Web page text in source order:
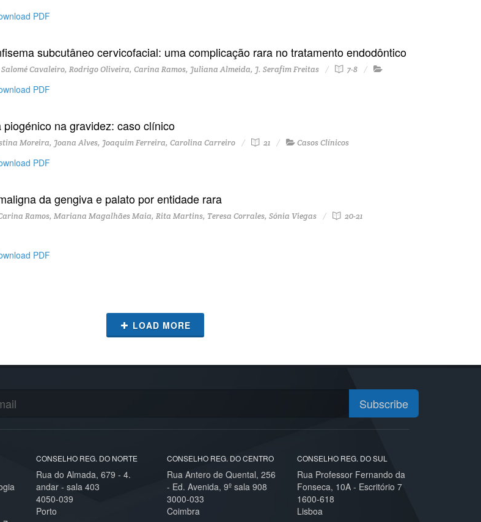
PDF
subcutâneo cervicofacial: uma complicação rara no tratamento endodôntico
Cavaleiro, Rodrigo Oliveira, Carina Ramos, Juliana Almeida, J. Serafim Freitas 7-8
PDF
na gravidez: caso clínico
Moreira, Joana Alves, Joaquim Ferreira, Carolina Carreiro 21 Casos Clínicos
PDF
da gengiva e palato por entidade rara
Ramos, Mariana Magalhães Maia, Rita Martins, Teresa Corrales, Sónia Viegas
20-21
PDF
LOAD MORE
Subscribe
CONSELHO REG. DO NORTE
Rua do Almada, 679 - 4.
andar - sala 403
4050-039
Porto
CONSELHO REG. DO CENTRO
Rua Antero de Quental, 256
- Ed. Avenida, 9º sala 908
3000-033
Coimbra
CONSELHO REG. DO SUL
Rua Professor Fernando da
Fonseca, 10A - Escritório 7
1600-618
Lisboa